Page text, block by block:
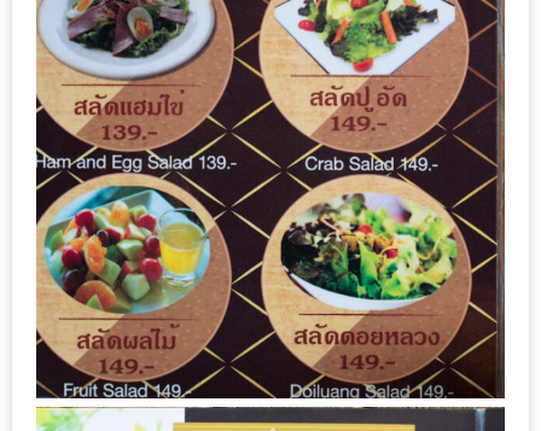
หมู
กระทะ
ทั่ว
เชียงใหม่
งบ
ไม่
บาน
ปลาย
อิ่ม
ชิ
ลล์
ไม่
เกิน